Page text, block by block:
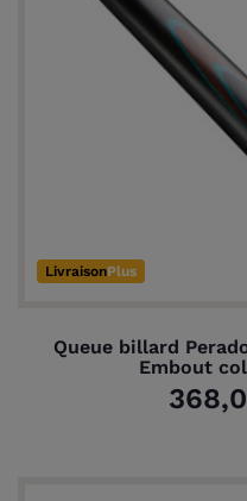
LivraisonPlus
Queue billard
Embout